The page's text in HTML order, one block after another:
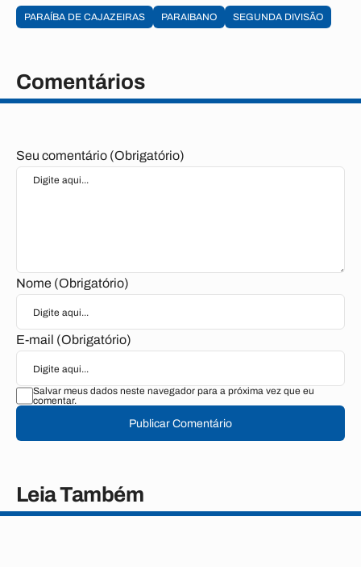
PARAÍBA DE CAJAZEIRAS PARAIBANO SEGUNDA DIVISÃO
Comentários
Seu comentário (Obrigatório)
Nome (Obrigatório)
E-mail (Obrigatório)
Salvar meus dados neste navegador para a próxima vez que eu
comentar.
Publicar Comentário
Leia Também